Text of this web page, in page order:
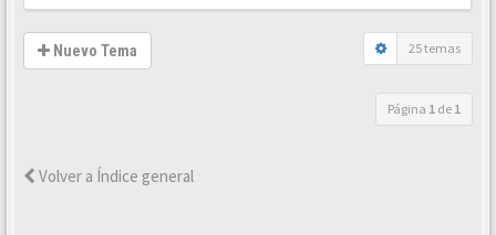
Nuevo Tema 25 temas
Página 1 de 1
Volver a Índice general